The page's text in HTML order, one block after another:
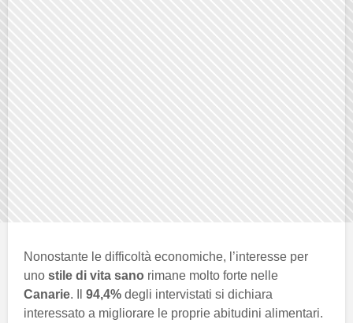
Nonostante le difficoltà economiche, l’interesse per
uno stile di vita sano rimane molto forte nelle
Canarie. Il 94,4% degli intervistati si dichiara
interessato a migliorare le proprie abitudini alimentari.